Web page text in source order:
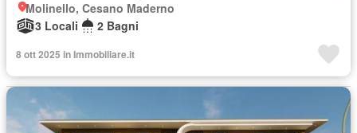
Molinello, Cesano Maderno
3 Locali
2 Bagni
8 ott 2025 in Immobiliare.it